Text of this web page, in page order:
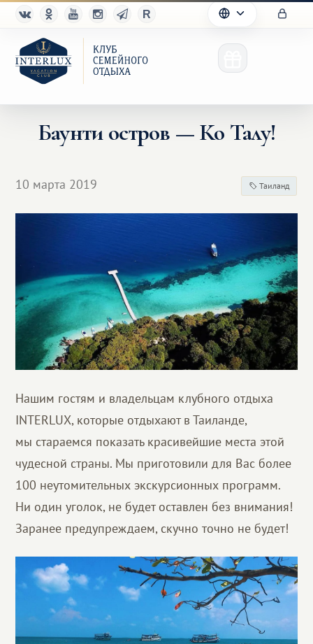
Преимущества
Благотворительность
Баунти остров — Ко Талу!
10 марта 2019 Таиланд
Нашим гостям и владельцам клубного отдыха
INTERLUX, которые отдыхают в Таиланде,
мы стараемся показать красивейшие места этой
чудесной страны. Мы приготовили для Вас более
100 неутомительных экскурсионных программ.
Ни один уголок, не будет оставлен без внимания!
Заранее предупреждаем, скучно точно не будет!